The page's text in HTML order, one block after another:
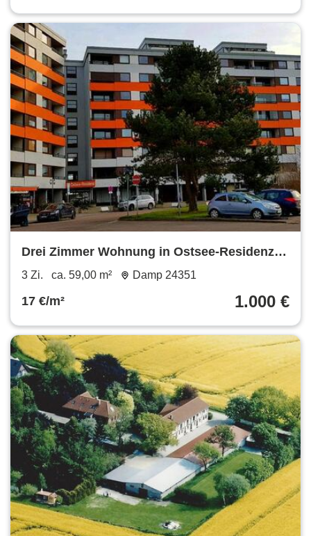
Drei Zimmer Wohnung in Ostsee-Residenz
Damp zu vermieten
3 Zi. ca. 59,00 m² Damp 24351
17 €/m² 1.000 €